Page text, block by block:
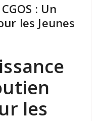
: Un
les Jeunes
les